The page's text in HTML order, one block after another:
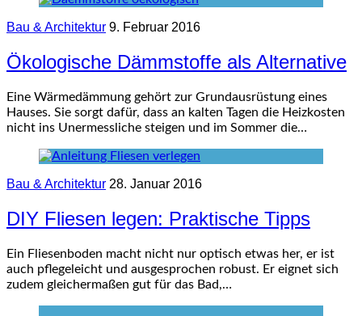
Bau & Architektur 9. Februar 2016
Ökologische Dämmstoffe als Alternative
Eine Wärmedämmung gehört zur Grundausrüstung eines
Hauses. Sie sorgt dafür, dass an kalten Tagen die Heizkosten
nicht ins Unermessliche steigen und im Sommer die…
Bau & Architektur 28. Januar 2016
DIY Fliesen legen: Praktische Tipps
Ein Fliesenboden macht nicht nur optisch etwas her, er ist
auch pflegeleicht und ausgesprochen robust. Er eignet sich
zudem gleichermaßen gut für das Bad,…